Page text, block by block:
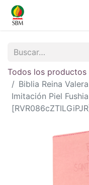
Todos los productos
Biblia Reina
Imitación Piel